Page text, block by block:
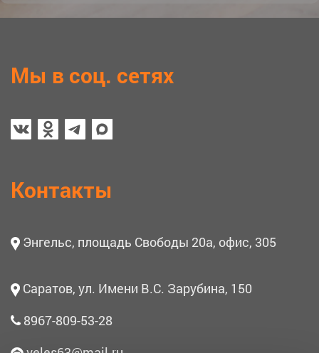
Мы в соц. сетях
Контакты
Энгельс, площадь Свободы 20а, офис, 305
Саратов, ул. Имени В.С. Зарубина, 150
8967-809-53-28